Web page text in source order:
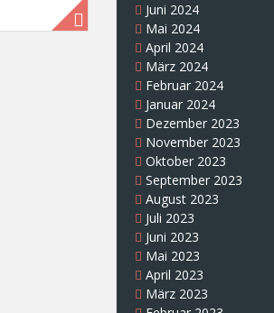
Juni 2024
Mai 2024
April 2024
März 2024
Februar 2024
Januar 2024
Dezember 2023
November 2023
Oktober 2023
September 2023
August 2023
Juli 2023
Juni 2023
Mai 2023
April 2023
März 2023